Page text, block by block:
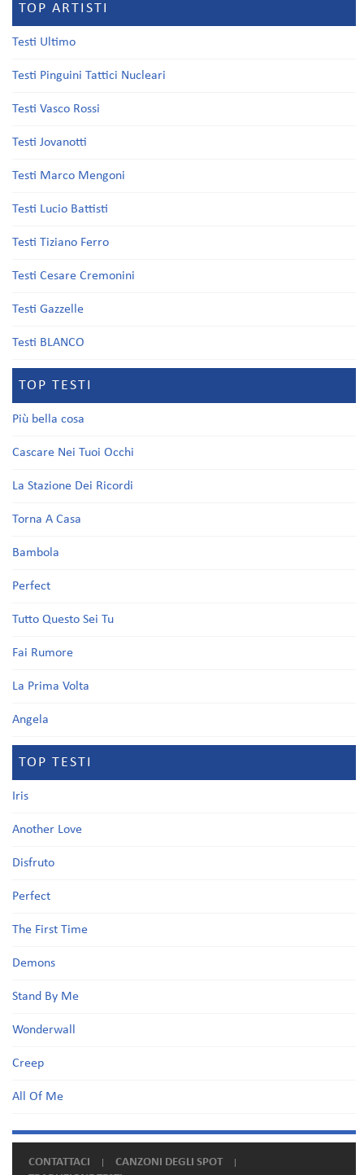
TOP ARTISTI
Testi Ultimo
Testi Pinguini Tattici Nucleari
Testi Vasco Rossi
Testi Jovanotti
Testi Marco Mengoni
Testi Lucio Battisti
Testi Tiziano Ferro
Testi Cesare Cremonini
Testi Gazzelle
Testi BLANCO
TOP TESTI
Più bella cosa
Cascare Nei Tuoi Occhi
La Stazione Dei Ricordi
Torna A Casa
Bambola
Perfect
Tutto Questo Sei Tu
Fai Rumore
La Prima Volta
Angela
TOP TESTI
Iris
Another Love
Disfruto
Perfect
The First Time
Demons
Stand By Me
Wonderwall
Creep
All Of Me
CONTATTACI
CANZONI DEGLI SPOT